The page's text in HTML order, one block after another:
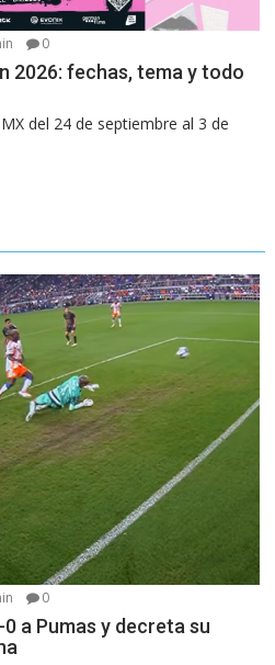
0
2026: fechas, tema y todo
del 24 de septiembre al 3 de
0
a Pumas y decreta su